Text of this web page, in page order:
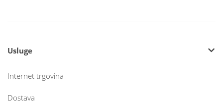
Usluge
Internet trgovina
Dostava